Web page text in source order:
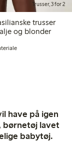
Trusser, 3 for 2
trusser
og blonder
kr.
have på igen
børnetøj lavet
babytøj.